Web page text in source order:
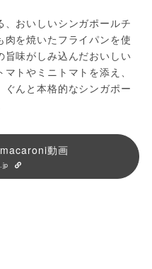
おいしいシンガポールチ
を焼いたフライパンを使
旨味がしみ込んだおいしい
トやミニトマトを添え、
んと本格的なシンガポー
動画